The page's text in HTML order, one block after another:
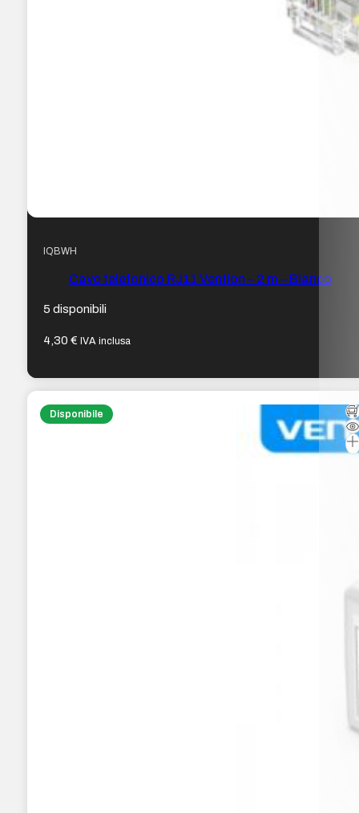
IQBWH
Cavo telefonico RJ11 Vention – 2 m – Bianco
5 disponibili
4,30€ IVA inclusa
Disponibile